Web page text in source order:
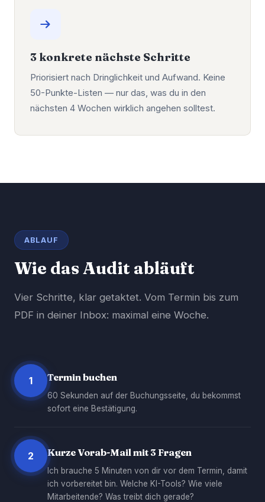
3 konkrete nächste Schritte
Priorisiert nach Dringlichkeit und Aufwand. Keine
50-Punkte-Listen — nur das, was du in den
nächsten 4 Wochen wirklich angehen solltest.
ABLAUF
Wie das Audit abläuft
Vier Schritte, klar getaktet. Vom Termin bis zum
PDF in deiner Inbox: maximal eine Woche.
1 Termin buchen
60 Sekunden auf der Buchungsseite, du bekommst
sofort eine Bestätigung.
2 Kurze Vorab-Mail mit 3 Fragen
Ich brauche 5 Minuten von dir vor dem Termin, damit
ich vorbereitet bin. Welche KI-Tools? Wie viele
Mitarbeitende? Was treibt dich gerade?